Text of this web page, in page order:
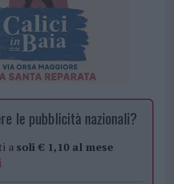
le pubblicità nazionali?
a soli € 1,10 al mese